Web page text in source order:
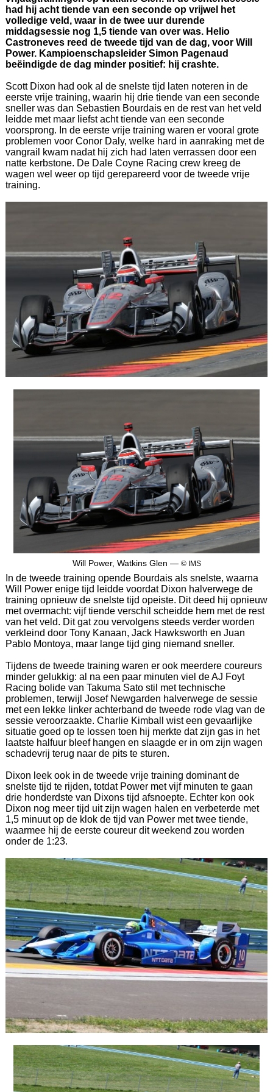
had hij acht tiende van een seconde op vrijwel het
volledige veld, waar in de twee uur durende
middagsessie nog 1,5 tiende van over was. Helio
Castroneves reed de tweede tijd van de dag, voor Will
Power. Kampioenschapsleider Simon Pagenaud
beëindigde de dag minder positief: hij crashte.
Scott Dixon had ook al de snelste tijd laten noteren in de
eerste vrije training, waarin hij drie tiende van een seconde
sneller was dan Sebastien Bourdais en de rest van het veld
leidde met maar liefst acht tiende van een seconde
voorsprong. In de eerste vrije training waren er vooral grote
problemen voor Conor Daly, welke hard in aanraking met de
vangrail kwam nadat hij zich had laten verrassen door een
natte kerbstone. De Dale Coyne Racing crew kreeg de
wagen wel weer op tijd gerepareerd voor de tweede vrije
training.
Will Power, Watkins Glen — © IMS
In de tweede training opende Bourdais als snelste, waarna
Will Power enige tijd leidde voordat Dixon halverwege de
training opnieuw de snelste tijd opeiste. Dit deed hij opnieuw
met overmacht: vijf tiende verschil scheidde hem met de rest
van het veld. Dit gat zou vervolgens steeds verder worden
verkleind door Tony Kanaan, Jack Hawksworth en Juan
Pablo Montoya, maar lange tijd ging niemand sneller.
Tijdens de tweede training waren er ook meerdere coureurs
minder gelukkig: al na een paar minuten viel de AJ Foyt
Racing bolide van Takuma Sato stil met technische
problemen, terwijl Josef Newgarden halverwege de sessie
met een lekke linker achterband de tweede rode vlag van de
sessie veroorzaakte. Charlie Kimball wist een gevaarlijke
situatie goed op te lossen toen hij merkte dat zijn gas in het
laatste halfuur bleef hangen en slaagde er in om zijn wagen
schadevrij terug naar de pits te sturen.
Dixon leek ook in de tweede vrije training dominant de
snelste tijd te rijden, totdat Power met vijf minuten te gaan
drie honderdste van Dixons tijd afsnoepte. Echter kon ook
Dixon nog meer tijd uit zijn wagen halen en verbeterde met
1,5 minuut op de klok de tijd van Power met twee tiende,
waarmee hij de eerste coureur dit weekend zou worden
onder de 1:23.